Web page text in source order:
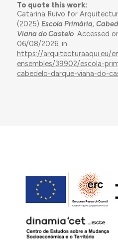
To quote this work:
Catarina Ruivo for
(2025) Escola Primária,
Viana do Castelo. Accessed
06/08/2026, in
https://arquitecturaaqui.eu/
ensembles/39902/escola-
cabedelo-darque-viana-do-